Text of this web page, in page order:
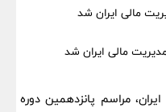
مالی ایران شد
مراسم پانزدهمین دوره